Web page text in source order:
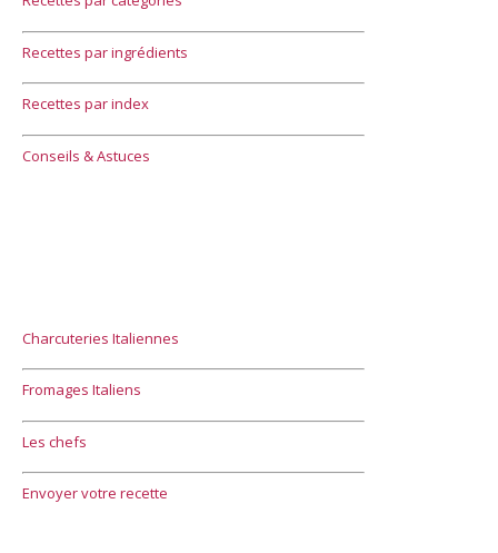
Recettes par ingrédients
Recettes par index
Conseils & Astuces
Charcuteries Italiennes
Fromages Italiens
Les chefs
Envoyer votre recette